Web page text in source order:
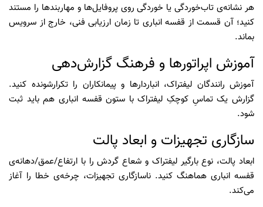
هر نشانه‌ی تاب‌خوردگی یا خوردگی روی پروفایل‌ها و مهاربندها را مستند
کنید؛ آن قسمت از قفسه انباری تا زمان ارزیابی فنی، خارج از سرویس
بماند.
آموزش اپراتورها و فرهنگ گزارش‌دهی
آموزش رانندگان لیفتراک، انباردارها و پیمانکاران را تکرارشونده کنید.
گزارش یک تماسِ کوچکِ لیفتراک با ستون قفسه انباری هم باید ثبت
شود.
سازگاری تجهیزات و ابعاد پالت
ابعاد پالت، نوع بارگیر لیفتراک و شعاع گردش را با ارتفاع/عمق/دهانه‌ی
قفسه انباری هماهنگ کنید. ناسازگاری تجهیزات، چرخه‌ی خطا را آغاز
می‌کند.